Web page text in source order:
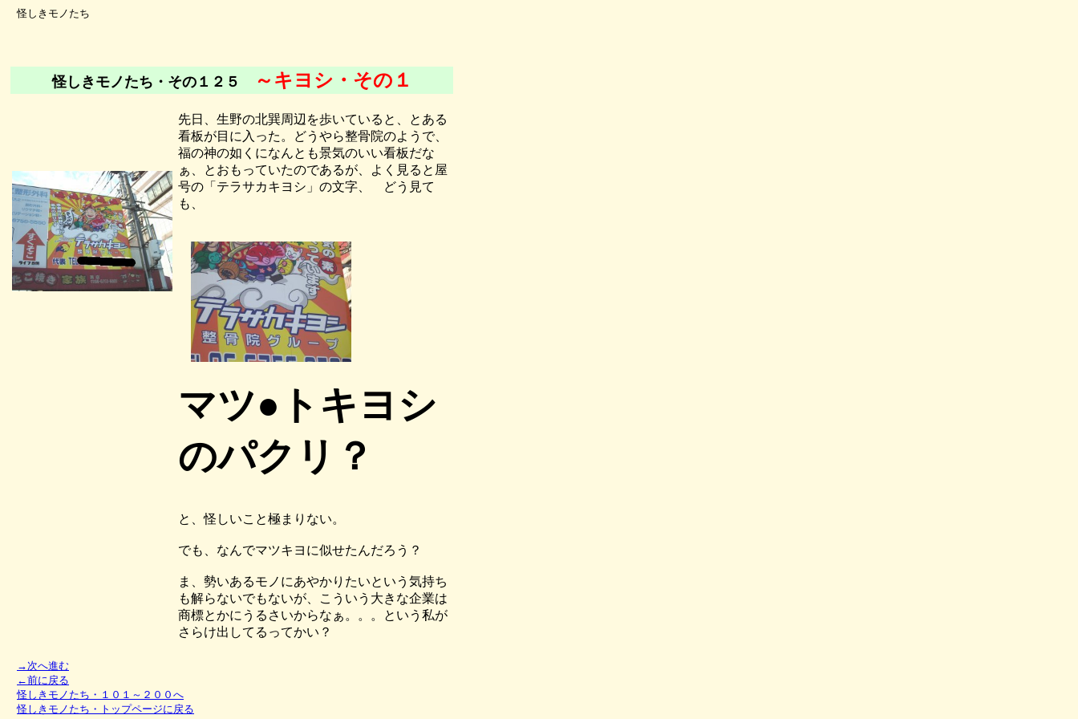
怪しきモノたち
怪しきモノたち・その１２５ ～キヨシ・その１
先日、生野の北巽周辺を歩いていると、とある
看板が目に入った。どうやら整骨院のようで、
福の神の如くになんとも景気のいい看板だな
ぁ、とおもっていたのであるが、よく見ると屋
号の「テラサカキヨシ」の文字、 どう見て
も、
マツ●トキヨシ
のパクリ？
と、怪しいこと極まりない。
でも、なんでマツキヨに似せたんだろう？
ま、勢いあるモノにあやかりたいという気持ち
も解らないでもないが、こういう大きな企業は
商標とかにうるさいからなぁ。。。という私が
さらけ出してるってかい？
→次へ進む
←前に戻る
怪しきモノたち・１０１～２００へ
怪しきモノたち・トップページに戻る